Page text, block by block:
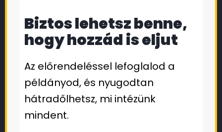
Biztos lehetsz benne,
hogy hozzád is eljut
Az előrendeléssel lefoglalod a
példányod, és nyugodtan
hátradőlhetsz, mi intézünk
mindent.